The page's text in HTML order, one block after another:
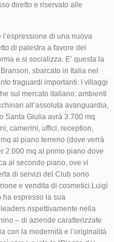
diretto e riservato alle
l’espressione di una nuova
di palestra a favore del
e si socializza. E’ questa la
sbarcato in Italia nel
traguardi importanti. I villaggi
sul mercato italiano: ambienti
all’assoluta avanguardia,
Santa Giulia avrà 3.700 mq
camerini, uffici, reception,
al piano terreno (dove verrà
2.000 mq al primo piano dove
al secondo piano, ove vi
di servizi del Club sono
e vendita di cosmetici.Luigi
ha espresso la sua
rispettivamente nella
– di aziende caratterizzate
con la modernità e l’originalità